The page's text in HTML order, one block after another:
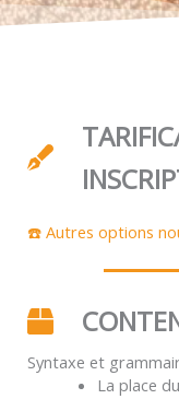
☎️ Autres options
Syntaxe et
La place